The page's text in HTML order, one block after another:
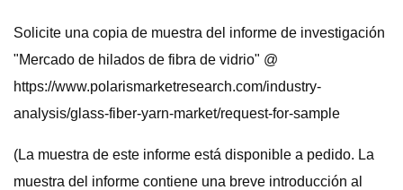
Solicite una copia de muestra del informe de investigación
"Mercado de hilados de fibra de vidrio" @
https://www.polarismarketresearch.com/industry-
analysis/glass-fiber-yarn-market/request-for-sample
(La muestra de este informe está disponible a pedido. La
muestra del informe contiene una breve introducción al